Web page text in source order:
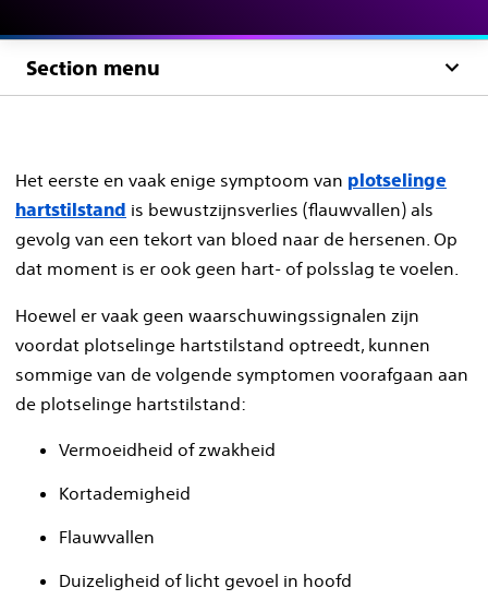
Section menu
Het eerste en vaak enige symptoom van plotselinge
hartstilstand is bewustzijnsverlies (flauwvallen) als
gevolg van een tekort van bloed naar de hersenen. Op
dat moment is er ook geen hart- of polsslag te voelen.
Hoewel er vaak geen waarschuwingssignalen zijn
voordat plotselinge hartstilstand optreedt, kunnen
sommige van de volgende symptomen voorafgaan aan
de plotselinge hartstilstand:
Vermoeidheid of zwakheid
Kortademigheid
Flauwvallen
Duizeligheid of licht gevoel in hoofd